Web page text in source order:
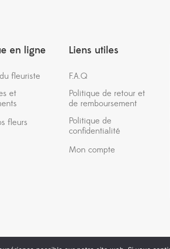
en ligne
fleuriste
et
fleurs
Liens utiles
F.A.Q
Politique de retour et
de remboursement
Politique de
confidentialité
Mon compte